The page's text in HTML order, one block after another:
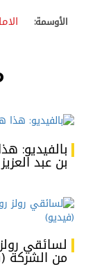
الأوسمة:
بالفيديو:
بن عبد العزيز
لسائقي
من الشركة